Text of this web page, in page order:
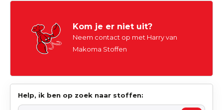
Kom je er niet uit?
Neem contact op met Harry van
Makoma Stoffen
Help, ik ben op zoek naar stoffen: